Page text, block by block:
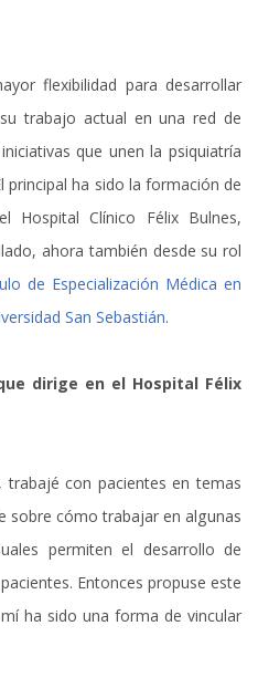
flexibilidad para desarrollar
trabajo actual en una red de
que unen la psiquiatría
principal ha sido la formación de
Hospital Clínico Félix Bulnes,
ahora también desde su rol
de Especialización Médica en
San Sebastián.
dirige en el Hospital Félix
con pacientes en temas
sobre cómo trabajar en algunas
permiten el desarrollo de
Entonces propuse este
ha sido una forma de vincular